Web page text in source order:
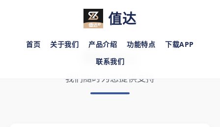
值达
首页 关于我们 产品介绍 功能特点
下载APP
联系我们
帮助中心
我们随时为您提供支持